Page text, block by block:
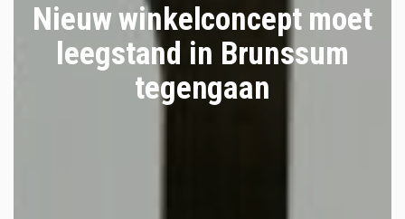
Nieuw winkelconcept moet
leegstand in Brunssum
tegengaan